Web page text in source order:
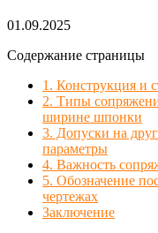
01.09.2025
Содержание страницы
1. Конструкция и
2. Типы
ширине шпонки
3. Допуски на
параметры
4. Важность
5. Обозначение
чертежах
Заключение